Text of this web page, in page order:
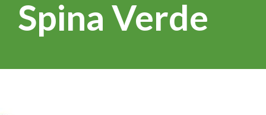
Spina Verde